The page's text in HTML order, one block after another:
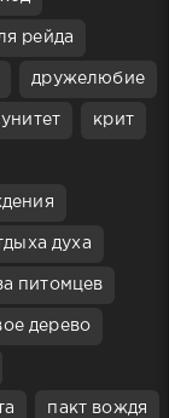
рейда
дружелюбие
крит
духа
питомцев
дерево
пакт вождя